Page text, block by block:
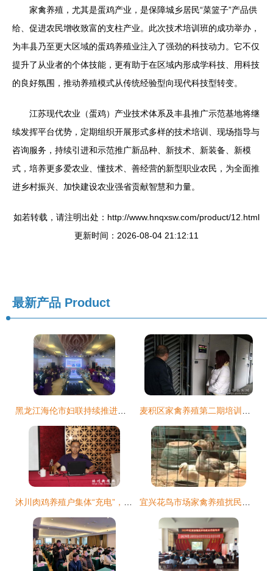
家禽养殖，尤其是蛋鸡产业，是保障城乡居民“菜篮子”产品供
给、促进农民增收致富的支柱产业。此次技术培训班的成功举办，
为丰县乃至更大区域的蛋鸡养殖业注入了强劲的科技动力。它不仅
提升了从业者的个体技能，更有助于在区域内形成学科技、用科技
的良好氛围，推动养殖模式从传统经验型向现代科技型转变。
江苏现代农业（蛋鸡）产业技术体系及丰县推广示范基地将继
续发挥平台优势，定期组织开展形式多样的技术培训、现场指导与
咨询服务，持续引进和示范推广新品种、新技术、新装备、新模
式，培养更多爱农业、懂技术、善经营的新型职业农民，为全面推
进乡村振兴、加快建设农业强省贡献智慧和力量。
如若转载，请注明出处：http://www.hnqxsw.com/product/12.html
更新时间：2026-08-04 21:12:11
最新产品 Product